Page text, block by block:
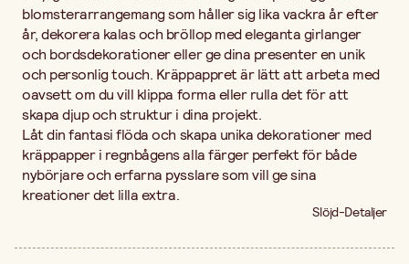
blomsterarrangemang som håller sig lika vackra år efter
år, dekorera kalas och bröllop med eleganta girlanger
och bordsdekorationer eller ge dina presenter en unik
och personlig touch. Kräppappret är lätt att arbeta med
oavsett om du vill klippa forma eller rulla det för att
skapa djup och struktur i dina projekt.
Låt din fantasi flöda och skapa unika dekorationer med
kräppapper i regnbågens alla färger perfekt för både
nybörjare och erfarna pysslare som vill ge sina
kreationer det lilla extra.
Slöjd-Detaljer